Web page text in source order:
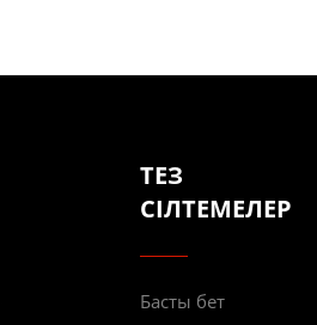
ТЕЗ
СІЛТЕМЕЛЕР
Басты бет